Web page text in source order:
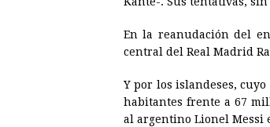
En la reanudación del
central del Real Madrid
Y por los islandeses,
habitantes frente a 67
al argentino Lionel Messi